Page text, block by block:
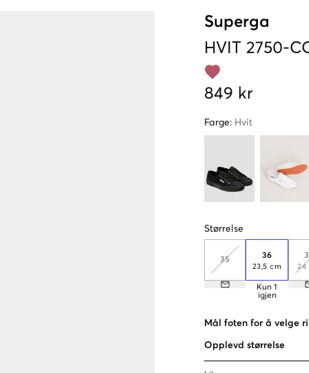
Superga
HVIT 2750-
849 kr
Farge: Hvit
Størrelse
35 36
23,5 cm
Kun 1
igjen
24
Mål foten for å velge
Opplevd størrelse